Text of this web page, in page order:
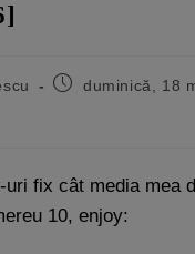
duminică, 18
uri fix cât media mea
10, enjoy: